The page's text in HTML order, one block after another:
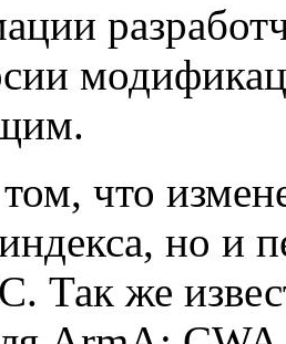
что
но и
Так же